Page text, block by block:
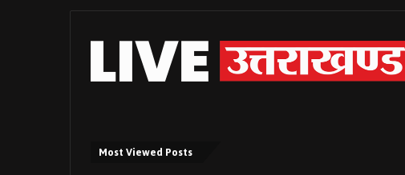
Most Viewed Posts